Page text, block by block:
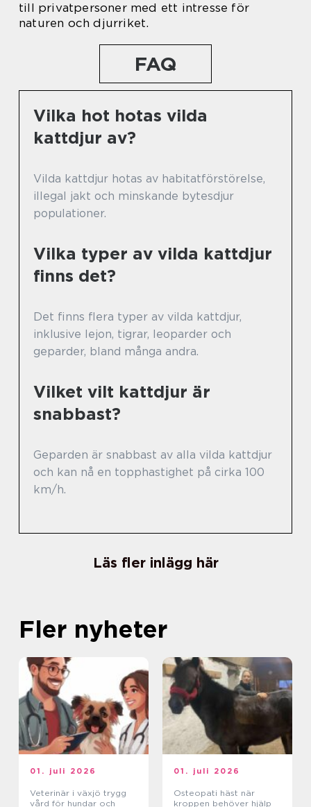
till privatpersoner med ett intresse för
naturen och djurriket.
FAQ
Vilka hot hotas vilda
kattdjur av?
Vilda kattdjur hotas av habitatförstörelse,
illegal jakt och minskande bytesdjur
populationer.
Vilka typer av vilda kattdjur
finns det?
Det finns flera typer av vilda kattdjur,
inklusive lejon, tigrar, leoparder och
geparder, bland många andra.
Vilket vilt kattdjur är
snabbast?
Geparden är snabbast av alla vilda kattdjur
och kan nå en topphastighet på cirka 100
km/h.
Läs fler inlägg här
Fler nyheter
01. juli 2026
Veterinär i växjö trygg
vård för hundar och
01. juli 2026
Osteopati häst när
kroppen behöver hjälp